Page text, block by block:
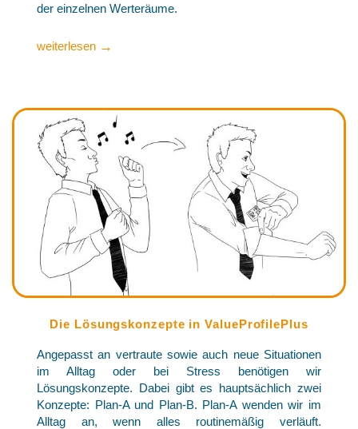
der einzelnen Werteräume.
weiterlesen →
Die Lösungskonzepte in ValueProfilePlus
Angepasst an vertraute sowie auch neue Situationen
im Alltag oder bei Stress benötigen wir
Lösungskonzepte. Dabei gibt es hauptsächlich zwei
Konzepte: Plan-A und Plan-B. Plan-A wenden wir im
Alltag an, wenn alles routinemäßig verläuft.